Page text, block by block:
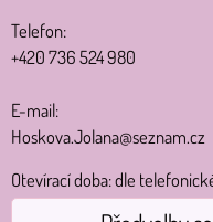
Telefon:
+420 736 524 980
E-mail:
Hoskova.Jolana@seznam.cz
Otevírací doba: dle